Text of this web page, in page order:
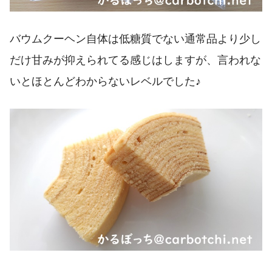
バウムクーヘン自体は低糖質でない通常品より少し
だけ甘みが抑えられてる感じはしますが、言われな
いとほとんどわからないレベルでした♪